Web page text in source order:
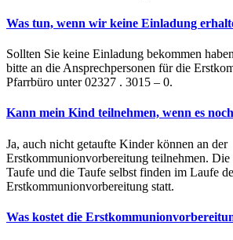
Was tun, wenn wir keine Einladung
Sollten Sie keine Einladung bekommen
bitte an die Ansprechpersonen für die
Pfarrbüro unter 02327 . 3015 – 0.
Kann mein Kind teilnehmen, wenn es
Ja, auch nicht getaufte Kinder können an der
Erstkommunionvorbereitung teilnehmen.
Taufe und die Taufe selbst finden im Laufe
Erstkommunionvorbereitung statt.
Was kostet die